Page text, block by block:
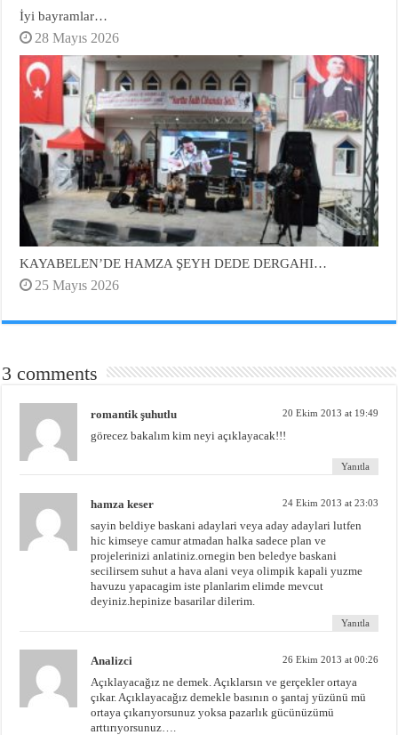
İyi bayramlar…
28 Mayıs 2026
KAYABELEN’DE HAMZA ŞEYH DEDE DERGAHI…
25 Mayıs 2026
3 comments
romantik şuhutlu 20 Ekim 2013 at 19:49
görecez bakalım kim neyi açıklayacak!!!
Yanıtla
hamza keser 24 Ekim 2013 at 23:03
sayin beldiye baskani adaylari veya aday adaylari lutfen
hic kimseye camur atmadan halka sadece plan ve
projelerinizi anlatiniz.ornegin ben beledye baskani
secilirsem suhut a hava alani veya olimpik kapali yuzme
havuzu yapacagim iste planlarim elimde mevcut
deyiniz.hepinize basarilar dilerim.
Yanıtla
Analizci 26 Ekim 2013 at 00:26
Açıklayacağız ne demek. Açıklarsın ve gerçekler ortaya
çıkar. Açıklayacağız demekle basının o şantaj yüzünü mü
ortaya çıkarıyorsunuz yoksa pazarlık gücünüzümü
arttırıyorsunuz….